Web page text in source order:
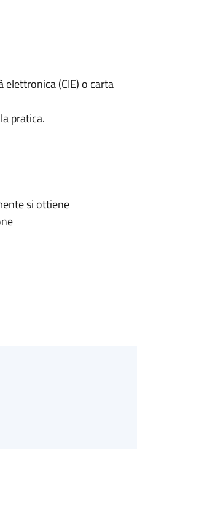
elettronica (CIE) o carta
pratica.
si ottiene